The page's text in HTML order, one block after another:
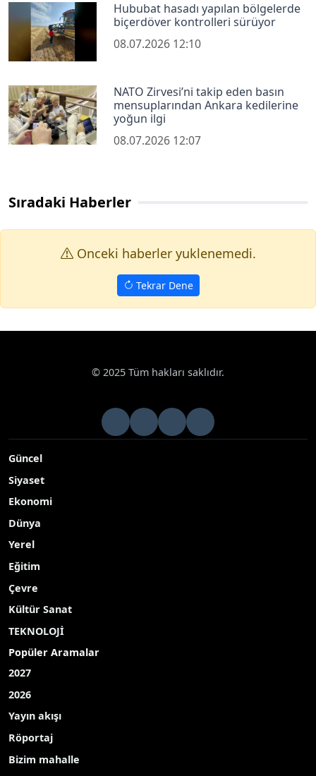
Hububat hasadı yapılan bölgelerde
biçerdöver kontrolleri sürüyor
08.07.2026 12:10
NATO Zirvesi’ni takip eden basın
mensuplarından Ankara kedilerine
yoğun ilgi
08.07.2026 12:07
Sıradaki Haberler
Onceki haberler yuklenemedi.
Tekrar Dene
© 2025 Tüm hakları saklıdır.
Güncel
Siyaset
Ekonomi
Dünya
Yerel
Eğitim
Çevre
Kültür Sanat
TEKNOLOJİ
Popüler Aramalar
2027
2026
Yayın akışı
Röportaj
Bizim mahalle